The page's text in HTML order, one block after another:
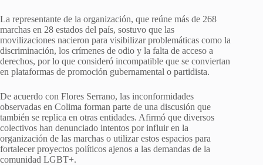
La representante de la organización, que reúne más de 268
marchas en 28 estados del país, sostuvo que las
movilizaciones nacieron para visibilizar problemáticas como la
discriminación, los crímenes de odio y la falta de acceso a
derechos, por lo que consideró incompatible que se conviertan
en plataformas de promoción gubernamental o partidista.
De acuerdo con Flores Serrano, las inconformidades
observadas en Colima forman parte de una discusión que
también se replica en otras entidades. Afirmó que diversos
colectivos han denunciado intentos por influir en la
organización de las marchas o utilizar estos espacios para
fortalecer proyectos políticos ajenos a las demandas de la
comunidad LGBT+.